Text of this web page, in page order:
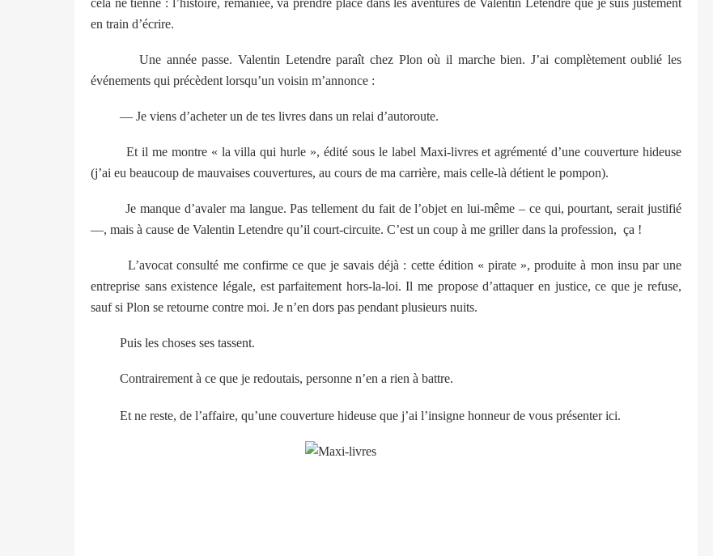
en train d’écrire.
Une année passe. Valentin Letendre paraît chez Plon où il marche bien. J’ai complètement oublié les
événements qui précèdent lorsqu’un voisin m’annonce :
— Je viens d’acheter un de tes livres dans un relai d’autoroute.
Et il me montre « la villa qui hurle », édité sous le label Maxi-livres et agrémenté d’une couverture hideuse
(j’ai eu beaucoup de mauvaises couvertures, au cours de ma carrière, mais celle-là détient le pompon).
Je manque d’avaler ma langue. Pas tellement du fait de l’objet en lui-même – ce qui, pourtant, serait justifié
—, mais à cause de Valentin Letendre qu’il court-circuite. C’est un coup à me griller dans la profession, ça !
L’avocat consulté me confirme ce que je savais déjà : cette édition « pirate », produite à mon insu par une
entreprise sans existence légale, est parfaitement hors-la-loi. Il me propose d’attaquer en justice, ce que je refuse,
sauf si Plon se retourne contre moi. Je n’en dors pas pendant plusieurs nuits.
Puis les choses ses tassent.
Contrairement à ce que je redoutais, personne n’en a rien à battre.
Et ne reste, de l’affaire, qu’une couverture hideuse que j’ai l’insigne honneur de vous présenter ici.